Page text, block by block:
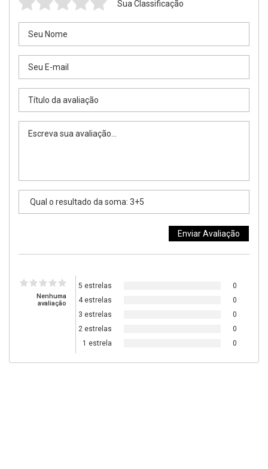
Sua Classificação
Nenhuma
avaliação
5 estrelas
0
4 estrelas
0
3 estrelas
0
2 estrelas
0
1 estrela
0